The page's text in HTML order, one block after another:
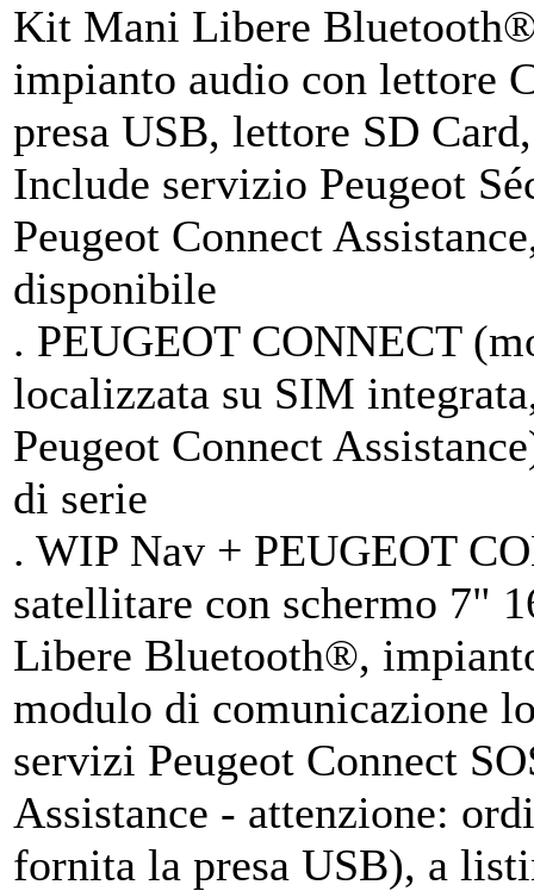
Kit Mani Libere
impianto audio con lettore
presa USB, lettore SD
Include servizio Peugeot
Peugeot Connect
disponibile
. PEUGEOT CONNECT
localizzata su SIM
Peugeot Connect
di serie
. WIP Nav + PEUGEOT
satellitare con schermo 7"
Libere Bluetooth®,
modulo di comunicazione
servizi Peugeot Connect
Assistance - attenzione:
fornita la presa USB), a